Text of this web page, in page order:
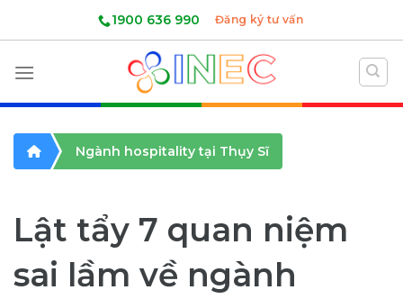
1900 636 990 Đăng ký tư vấn
Ngành hospitality tại Thụy Sĩ
Lật tẩy 7 quan niệm
sai lầm về ngành